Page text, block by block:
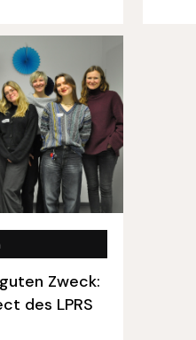
Zweck:
des LPRS